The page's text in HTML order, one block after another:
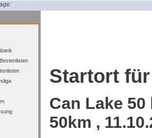
Startort für
Can Lake
50km ,